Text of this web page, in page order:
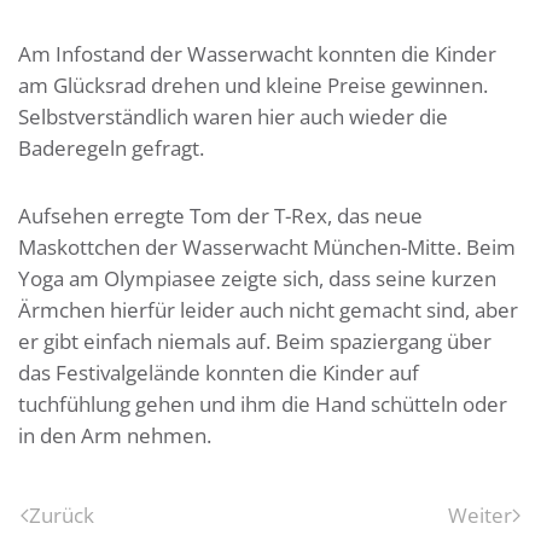
Am Infostand der Wasserwacht konnten die Kinder
am Glücksrad drehen und kleine Preise gewinnen.
Selbstverständlich waren hier auch wieder die
Baderegeln gefragt.
Aufsehen erregte Tom der T-Rex, das neue
Maskottchen der Wasserwacht München-Mitte. Beim
Yoga am Olympiasee zeigte sich, dass seine kurzen
Ärmchen hierfür leider auch nicht gemacht sind, aber
er gibt einfach niemals auf. Beim spaziergang über
das Festivalgelände konnten die Kinder auf
tuchfühlung gehen und ihm die Hand schütteln oder
in den Arm nehmen.
Zurück Weiter